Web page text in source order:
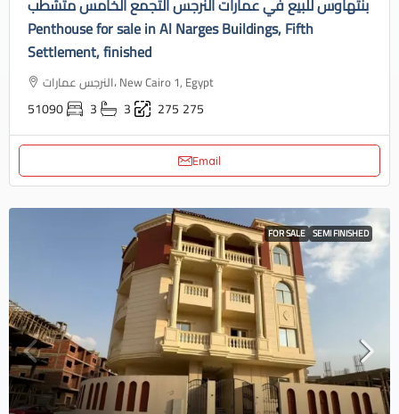
بنتهاوس للبيع في عمارات النرجس التجمع الخامس متشطب
Penthouse for sale in Al Narges Buildings, Fifth
Settlement, finished
النرجس عمارات، New Cairo 1, Egypt
51090 3 3 275 275
Email
FOR SALE SEMI FINISHED